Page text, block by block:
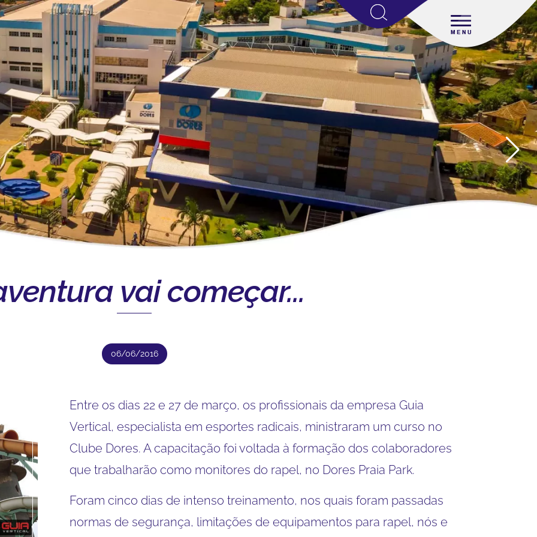
vai começar...
06/06/2016
Entre os dias 22 e 27 de março, os profissionais da empresa Guia
Vertical, especialista em esportes radicais, ministraram um curso no
Clube Dores. A capacitação foi voltada à formação dos colaboradores
que trabalharão como monitores do rapel, no Dores Praia Park.
Foram cinco dias de intenso treinamento, nos quais foram passadas
normas de segurança, limitações de equipamentos para rapel, nós e